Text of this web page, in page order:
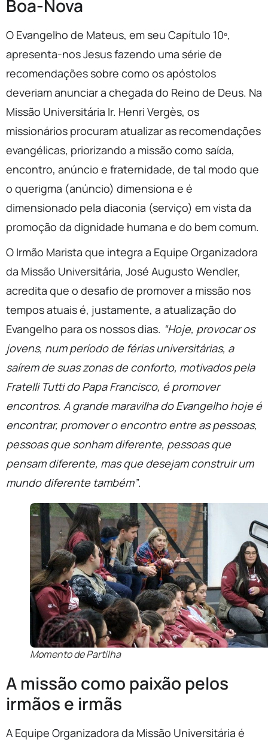
Boa-Nova
O Evangelho de Mateus, em seu Capítulo 10º,
apresenta-nos Jesus fazendo uma série de
recomendações sobre como os apóstolos
deveriam anunciar a chegada do Reino de Deus. Na
Missão Universitária Ir. Henri Vergès, os
missionários procuram atualizar as recomendações
evangélicas, priorizando a missão como saída,
encontro, anúncio e fraternidade, de tal modo que
o querigma (anúncio) dimensiona e é
dimensionado pela diaconia (serviço) em vista da
promoção da dignidade humana e do bem comum.
O Irmão Marista que integra a Equipe Organizadora
da Missão Universitária, José Augusto Wendler,
acredita que o desafio de promover a missão nos
tempos atuais é, justamente, a atualização do
Evangelho para os nossos dias. “Hoje, provocar os
jovens, num período de férias universitárias, a
saírem de suas zonas de conforto, motivados pela
Fratelli Tutti do Papa Francisco, é promover
encontros. A grande maravilha do Evangelho hoje é
encontrar, promover o encontro entre as pessoas,
pessoas que sonham diferente, pessoas que
pensam diferente, mas que desejam construir um
mundo diferente também”.
Momento de Partilha
A missão como paixão pelos
irmãos e irmãs
A Equipe Organizadora da Missão Universitária é